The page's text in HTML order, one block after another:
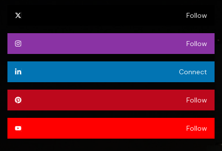
Follow
Follow
Connect
Follow
Follow